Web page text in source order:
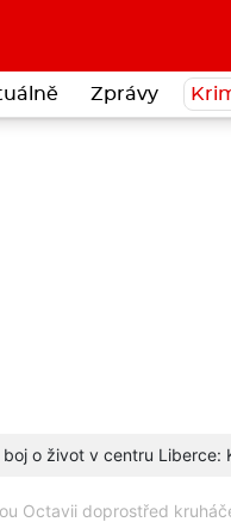
Zprávy
o život v centru Liberce:
Octavii doprostřed